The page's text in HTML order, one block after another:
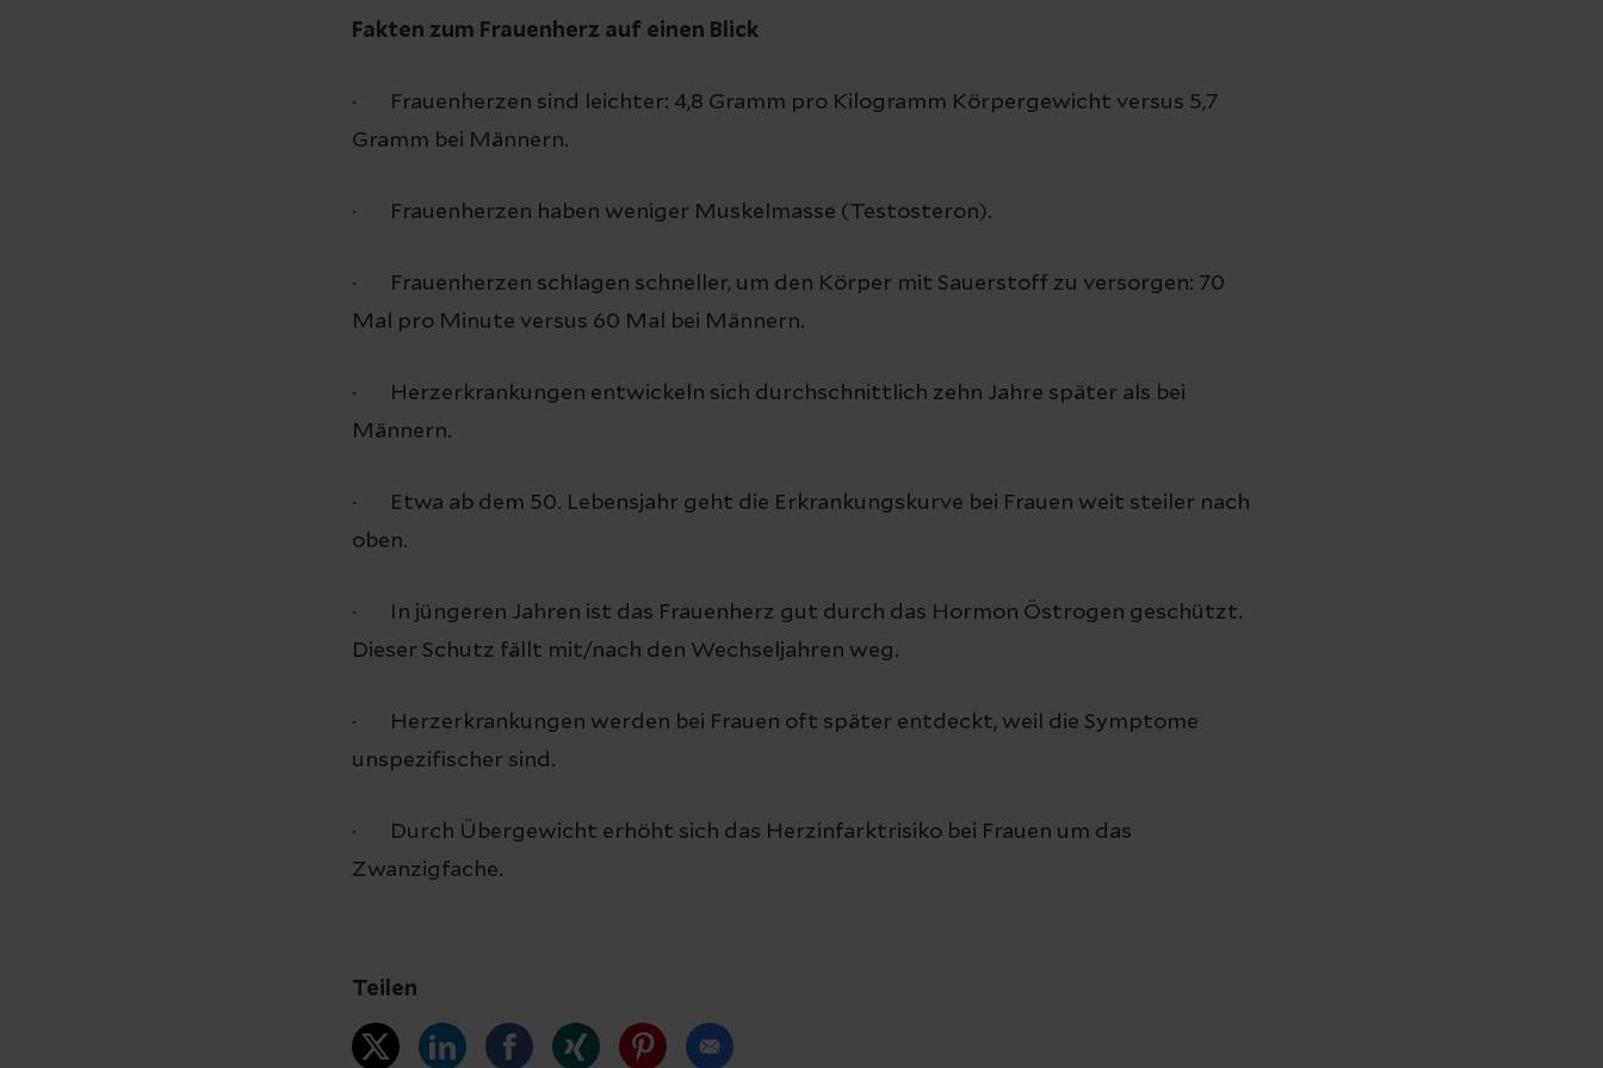
Fakten zum Frauenherz auf einen Blick
· Frauenherzen sind leichter: 4,8 Gramm pro Kilogramm Körpergewicht versus 5,7
Gramm bei Männern.
· Frauenherzen haben weniger Muskelmasse (Testosteron).
· Frauenherzen schlagen schneller, um den Körper mit Sauerstoff zu versorgen: 70
Mal pro Minute versus 60 Mal bei Männern.
· Herzerkrankungen entwickeln sich durchschnittlich zehn Jahre später als bei
Männern.
· Etwa ab dem 50. Lebensjahr geht die Erkrankungskurve bei Frauen weit steiler nach
oben.
· In jüngeren Jahren ist das Frauenherz gut durch das Hormon Östrogen geschützt.
Dieser Schutz fällt mit/nach den Wechseljahren weg.
· Herzerkrankungen werden bei Frauen oft später entdeckt, weil die Symptome
unspezifischer sind.
· Durch Übergewicht erhöht sich das Herzinfarktrisiko bei Frauen um das
Zwanzigfache.
Teilen